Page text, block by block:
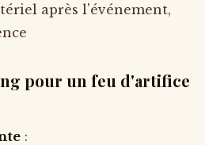
après l'événement,
pour un feu d'artifice
: